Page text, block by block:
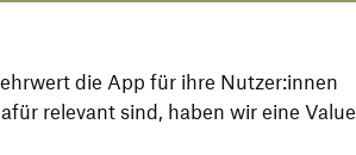
die App für ihre Nutzer:innen
relevant sind, haben wir eine Value